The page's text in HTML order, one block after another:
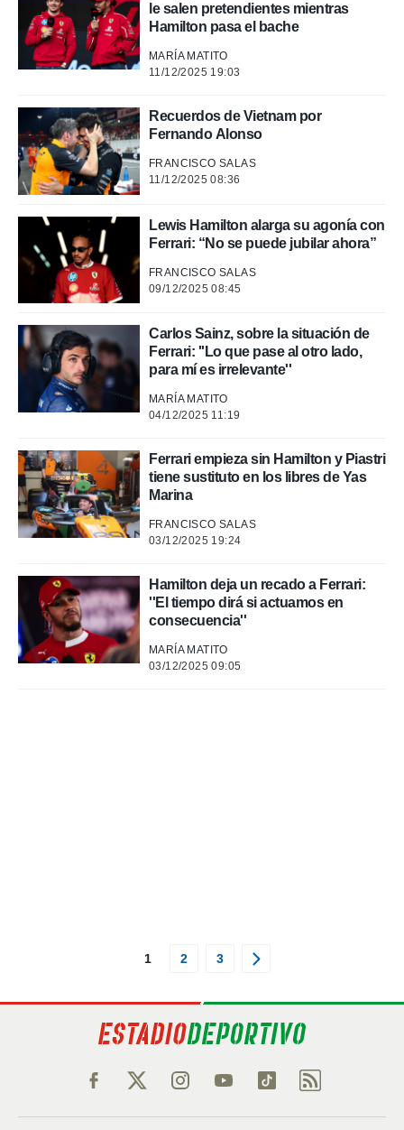
le salen pretendientes mientras
Hamilton pasa el bache
MARÍA MATITO
11/12/2025 19:03
Recuerdos de Vietnam por
Fernando Alonso
FRANCISCO SALAS
11/12/2025 08:36
Lewis Hamilton alarga su agonía con
Ferrari: “No se puede jubilar ahora”
FRANCISCO SALAS
09/12/2025 08:45
Carlos Sainz, sobre la situación de
Ferrari: ''Lo que pase al otro lado,
para mí es irrelevante''
MARÍA MATITO
04/12/2025 11:19
Ferrari empieza sin Hamilton y Piastri
tiene sustituto en los libres de Yas
Marina
FRANCISCO SALAS
03/12/2025 19:24
Hamilton deja un recado a Ferrari:
''El tiempo dirá si actuamos en
consecuencia''
MARÍA MATITO
03/12/2025 09:05
1 2 3